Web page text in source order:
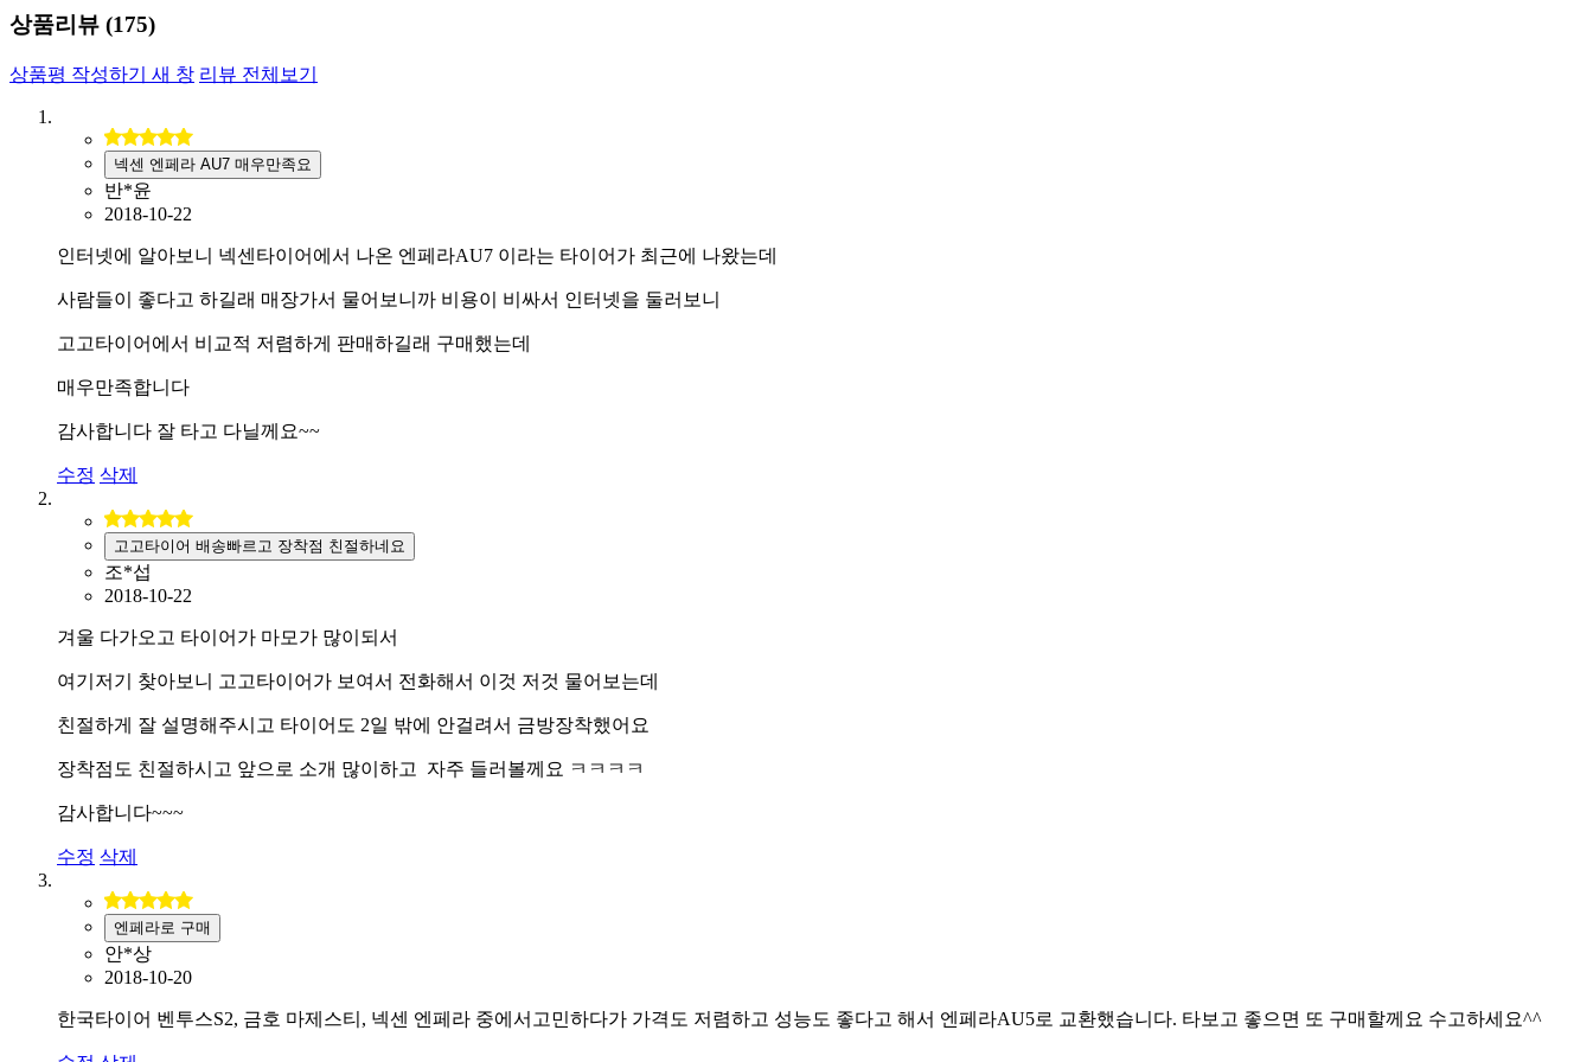
상품리뷰 (175)
상품평 작성하기 새 창 리뷰 전체보기
넥센 엔페라 AU7 매우만족요
반*윤
2018-10-22
인터넷에 알아보니 넥센타이어에서 나온 엔페라AU7 이라는 타이어가 최근에 나왔는데
사람들이 좋다고 하길래 매장가서 물어보니까 비용이 비싸서 인터넷을 둘러보니
고고타이어에서 비교적 저렴하게 판매하길래 구매했는데
매우만족합니다
감사합니다 잘 타고 다닐께요~~
수정 삭제
고고타이어 배송빠르고 장착점 친절하네요
조*섭
2018-10-22
겨울 다가오고 타이어가 마모가 많이되서
여기저기 찾아보니 고고타이어가 보여서 전화해서 이것 저것 물어보는데
친절하게 잘 설명해주시고 타이어도 2일 밖에 안걸려서 금방장착했어요
장착점도 친절하시고 앞으로 소개 많이하고 자주 들러볼께요 ㅋㅋㅋㅋ
감사합니다~~~
수정 삭제
엔페라로 구매
안*상
2018-10-20
한국타이어 벤투스S2, 금호 마제스티, 넥센 엔페라 중에서고민하다가 가격도 저렴하고 성능도 좋다고 해서 엔페라AU5로 교환했습니다. 타보고 좋으면 또 구매할께요 수고하세요^^